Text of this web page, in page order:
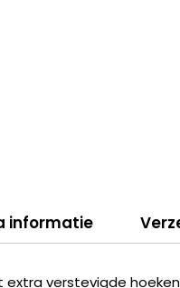
informatie
extra verstevigde